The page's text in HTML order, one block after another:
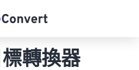
轉換器